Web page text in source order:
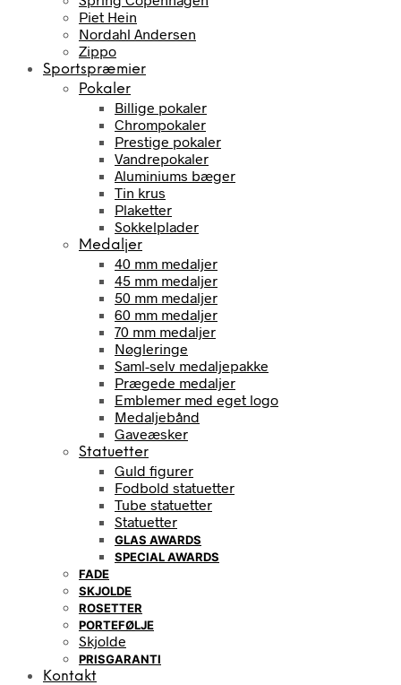
Piet Hein
Nordahl Andersen
Zippo
Sportspræmier
Pokaler
Billige pokaler
Chrompokaler
Prestige pokaler
Vandrepokaler
Aluminiums bæger
Tin krus
Plaketter
Sokkelplader
Medaljer
40 mm medaljer
45 mm medaljer
50 mm medaljer
60 mm medaljer
70 mm medaljer
Nøgleringe
Saml-selv medaljepakke
Prægede medaljer
Emblemer med eget logo
Medaljebånd
Gaveæsker
Statuetter
Guld figurer
Fodbold statuetter
Tube statuetter
Statuetter
GLAS AWARDS
SPECIAL AWARDS
FADE
SKJOLDE
ROSETTER
PORTEFØLJE
Skjolde
PRISGARANTI
Kontakt